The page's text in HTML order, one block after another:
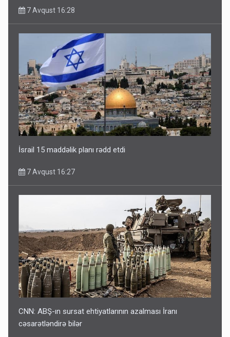
7 Avqust 16:28
İsrail 15 maddəlik planı rədd etdi
7 Avqust 16:27
CNN: ABŞ-ın sursat ehtiyatlarının azalması İranı
cəsarətləndirə bilər